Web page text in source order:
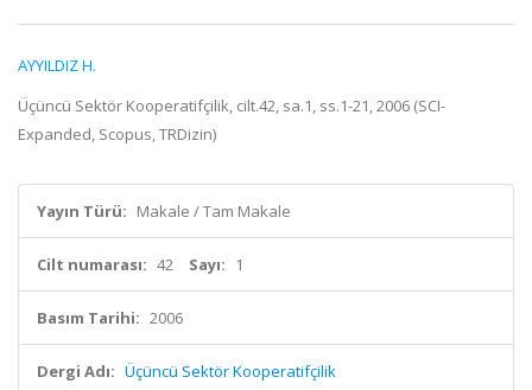
AYYILDIZ H.
Üçüncü Sektör Kooperatifçilik, cilt.42, sa.1, ss.1-21, 2006 (SCI-
Expanded, Scopus, TRDizin)
Yayın Türü: Makale / Tam Makale
Cilt numarası: 42 Sayı: 1
Basım Tarihi: 2006
Dergi Adı: Üçüncü Sektör Kooperatifçilik